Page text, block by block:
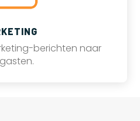
berichten naar